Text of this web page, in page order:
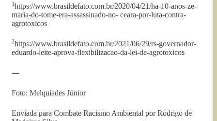
1https://www.brasildefato.com.br/2020/04/21/ha-10-anos-ze-
maria-do-tome-era-assassinado-no- ceara-por-luta-contra-
agrotoxicos
2https://www.brasildefato.com.br/2021/06/29/rs-governador-
eduardo-leite-aprova-flexibilizacao-da-lei-de-agrotoxicos
—
Foto: Melquíades Júnior
Enviada para Combate Racismo Ambiental por Rodrigo de